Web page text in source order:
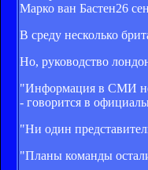
Марко ван Бастен26
В среду несколько
Но, руководство
"Информация в СМИ не
- говорится в
"Ни один
"Планы команды